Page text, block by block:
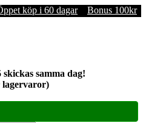
köp i 60 dagar Bonus 100kr
samma dag!
lagervaror)